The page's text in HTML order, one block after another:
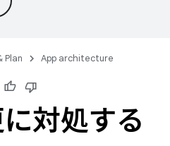
Plan App architecture
対処する